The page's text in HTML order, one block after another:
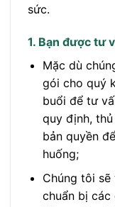
sức.
1. Bạn được tư
Mặc dù
gói cho quý
buổi để tư
quy định,
bản quyền
huống;
Chúng tôi
chuẩn bị